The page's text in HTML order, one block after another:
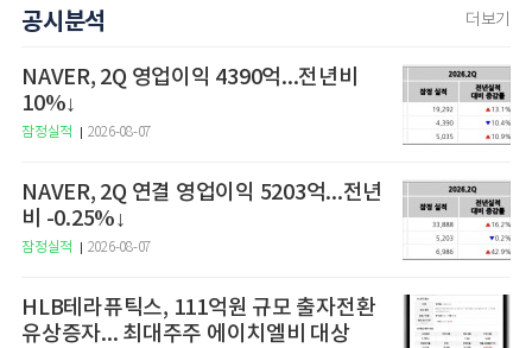
공시분석 더보기
NAVER, 2Q 영업이익 4390억...전년비
10%↓
잠정실적 2026-08-07
NAVER, 2Q 연결 영업이익 5203억...전년
비 -0.25%↓
잠정실적 2026-08-07
HLB테라퓨틱스, 111억원 규모 출자전환
유상증자... 최대주주 에이치엘비 대상